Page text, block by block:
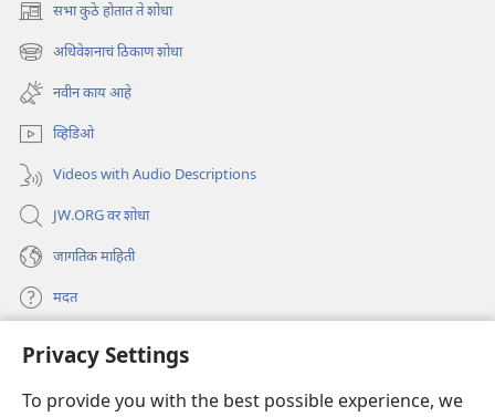
Privacy Settings
To provide you with the best possible experience, we
सभा कुठे होतात ते शोधा
(opens
new
window)
अधिवेशनाचं ठिकाण शोधा
(opens
new
window)
नवीन काय आहे
व्हिडिओ
Videos with Audio Descriptions
JW.ORG वर शोधा
जागतिक माहिती
मदत
दान
(opens
window)